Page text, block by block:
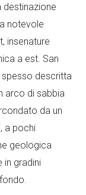
destinazione
notevole
insenature
a est. San
spesso descritta
arco di sabbia
da un
a pochi
geologica
in gradini